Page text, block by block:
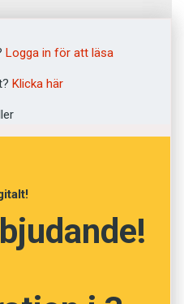
NÄSTA FRÅGA
Logga in för att läsa
Klicka här